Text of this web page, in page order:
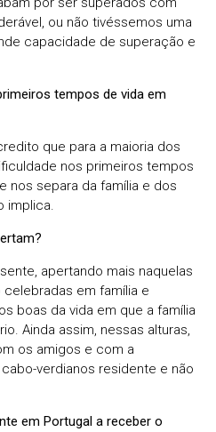
ou não tivéssemos uma
capacidade de superação e
tempos de vida em
que para a maioria dos
nos primeiros tempos
nos separa da família e dos
implica.
apertando mais naquelas
em família e
boas da vida em que a família
Ainda assim, nessas alturas,
os amigos e com a
verdianos residente e não
em Portugal a receber o